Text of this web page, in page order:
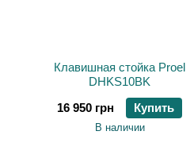
Клавишная стойка Proel
DHKS10BK
16 950 грн
Купить
В наличии